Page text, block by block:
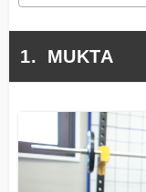
MUKTA